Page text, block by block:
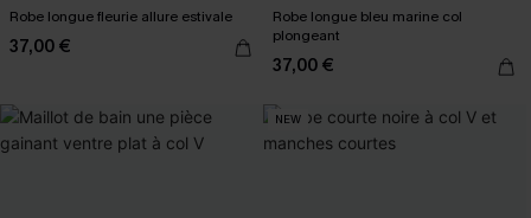
Robe longue fleurie allure estivale
37,00 €
Robe longue bleu marine col
plongeant
37,00 €
NEW